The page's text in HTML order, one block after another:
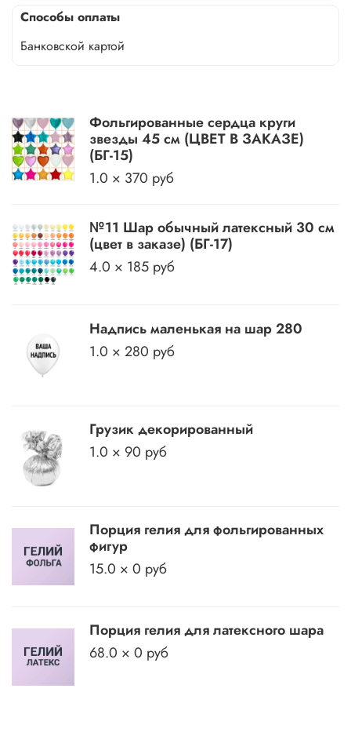
Способы оплаты
Банковской картой
Фольгированные сердца круги
звезды 45 см (ЦВЕТ В ЗАКАЗЕ)
(БГ-15)
1.0 × 370 руб
№11 Шар обычный латексный 30 см
(цвет в заказе) (БГ-17)
4.0 × 185 руб
Надпись маленькая на шар 280
1.0 × 280 руб
Грузик декорированный
1.0 × 90 руб
Порция гелия для фольгированных
фигур
15.0 × 0 руб
Порция гелия для латексного шара
68.0 × 0 руб